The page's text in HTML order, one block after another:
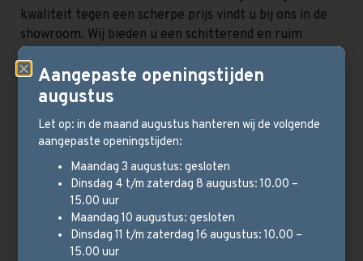
kwaliteit tegen een scherpe prijs vindt u bij ons in de
showroom. Wij bieden u een schitterend en ruim
materialen. Van een sofa, tot hoekbank en
loungebank, wij hebben het allemaal. U koopt
daarom van belang alle mogelijkheden te bekijken
voordat je overgaat tot aankoop.
Met een divers aanbod van onze merken banken
UrbanSofa,Sevn
voldoen wij moeiteloos aan uw woonwens. Doordat
onze banken modulair zijn, heeft u de mogelijkheid de
Aangepaste openingstijden
augustus
Let op: in de maand augustus hanteren wij de volgende
aangepaste openingstijden:
Maandag 3 augustus: gesloten
Dinsdag 4 t/m zaterdag 8 augustus: 10.00 –
15.00 uur
Maandag 10 augustus: gesloten
Dinsdag 11 t/m zaterdag 16 augustus: 10.00 –
15.00 uur